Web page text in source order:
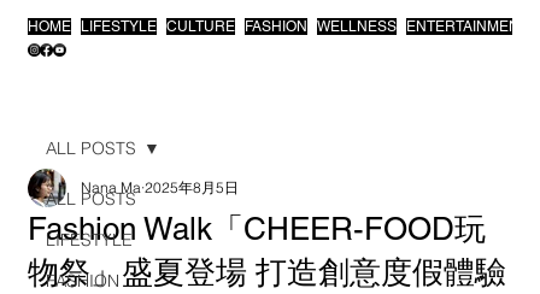
HOME LIFESTYLE CULTURE FASHION WELLNESS ENTERTAINMENT
ALL POSTS
LIFESTYLE
FASHION
ALL POSTS
Fashion Walk「CHEER-FOOD玩
物祭」盛夏登場 打造創意度假體驗
Nana Ma 2025年8月5日